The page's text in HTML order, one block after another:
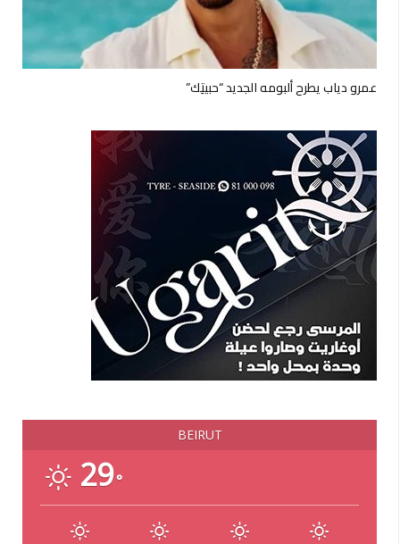
عمرو دياب يطرح ألبومه الجديد “حبيتِك”
BEIRUT
29°